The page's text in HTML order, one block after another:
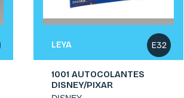
E32
LEYA
1001 AUTOCOLANTES
DISNEY/PIXAR